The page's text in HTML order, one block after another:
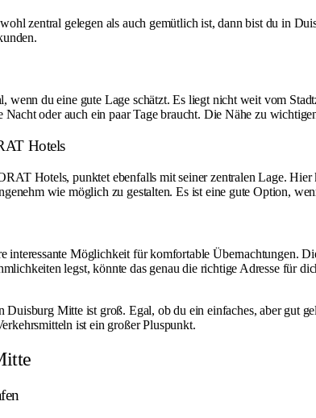
zentral gelegen als auch gemütlich ist, dann bist du in
wenn du eine gute Lage schätzt. Es liegt nicht weit vom
oder auch ein paar Tage braucht. Die Nähe zu
Hotels
Hotels, punktet ebenfalls mit seiner zentralen Lage.
wie möglich zu gestalten. Es ist eine gute Option,
Möglichkeit für komfortable Übernachtungen.
legst, könnte das genau die richtige Adresse für
Mitte ist groß. Egal, ob du ein einfaches, aber gut
ist ein großer Pluspunkt.